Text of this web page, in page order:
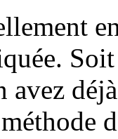
avez